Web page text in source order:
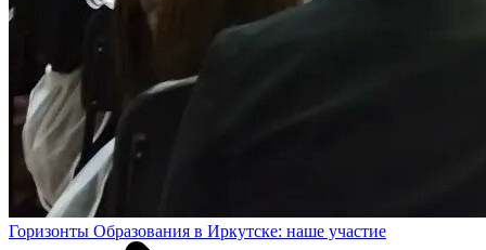
Горизонты Образования в Иркутске: наше участие